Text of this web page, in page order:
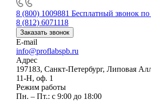
8 (800) 1009881 Бесплатный звонок по
8 (812) 6071118
Заказать звонок
E-mail
info@proflabspb.ru
Адрес
197183, Санкт-Петербург, Липовая
11-Н, оф. 1
Режим работы
Пн. – Пт.: с 9:00 до 18:00